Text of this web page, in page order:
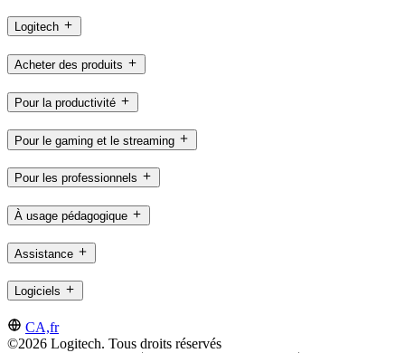
Logitech
Acheter des produits
Pour la productivité
Pour le gaming et le streaming
Pour les professionnels
À usage pédagogique
Assistance
Logiciels
CA,fr
©2026 Logitech. Tous droits réservés